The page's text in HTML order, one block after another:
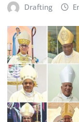
Drafting